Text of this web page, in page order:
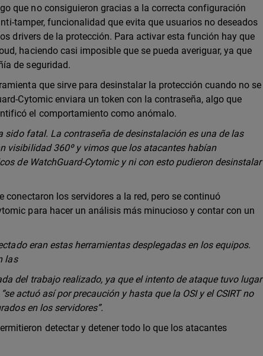
que no consiguieron gracias a la correcta configuración
tamper, funcionalidad que evita que usuarios no deseados
drivers de la protección. Para activar esta función hay que
haciendo casi imposible que se pueda averiguar, ya que
de seguridad.
que sirve para desinstalar la protección cuando no se
Cytomic enviara un token con la contraseña, algo que
el comportamiento como anómalo.
fatal. La contraseña de desinstalación es una de las
visibilidad 360º y vimos que los atacantes habían
de WatchGuard-Cytomic y ni con esto pudieron desinstalar
los servidores a la red, pero se continuó
para hacer un análisis más minucioso y contar con un
eran estas herramientas desplegadas en los equipos.
las
del trabajo realizado, ya que el intento de ataque tuvo lugar
“se actuó así por precaución y hasta que la OSI y el CSIRT no
en los servidores”.
detectar y detener todo lo que los atacantes